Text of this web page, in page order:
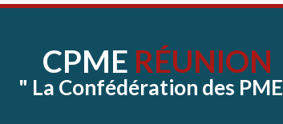
CPME RÉUNION
" La Confédération des PME